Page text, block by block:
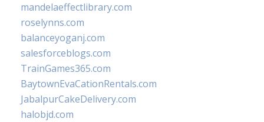
mandelaeffectlibrary.com
roselynns.com
balanceyoganj.com
salesforceblogs.com
TrainGames365.com
BaytownEvaCationRentals.com
JabalpurCakeDelivery.com
halobjd.com